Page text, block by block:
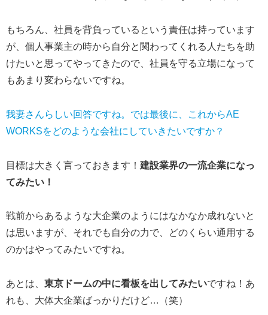
もちろん、社員を背負っているという責任は持っています
が、個人事業主の時から自分と関わってくれる人たちを助
けたいと思ってやってきたので、社員を守る立場になって
もあまり変わらないですね。
我妻さんらしい回答ですね。では最後に、これからAE
WORKSをどのような会社にしていきたいですか？
目標は大きく言っておきます！ 建設業界の一流企業になっ
てみたい！
戦前からあるような大企業のようにはなかなか成れないと
は思いますが、それでも自分の力で、どのくらい通用する
のかはやってみたいですね。
あとは、 東京ドームの中に看板を出してみたいですね！あ
れも、大体大企業ばっかりだけど…（笑）